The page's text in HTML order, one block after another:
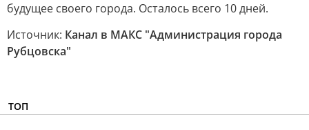
будущее своего города. Осталось всего 10 дней.
Источник: Канал в МАКС "Администрация города
Рубцовска"
ТОП